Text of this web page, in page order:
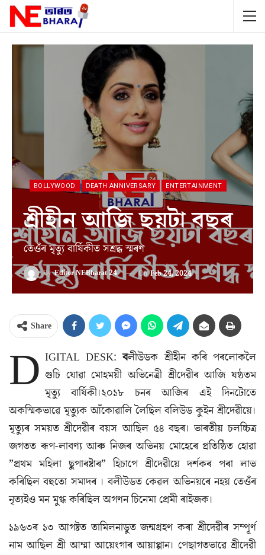
BOLLYWOOD DEATH ANNIVERSARY ENTERTAINMENT
শ্ৰীহীন আজি ছয়টা বছৰ
তেওঁৰ মৃত্যু বাৰ্ষিকীত সশ্ৰদ্ধ স্মৰণ
ByEditor NEBharat 24 OnFeb 24, 2024
Share
D IGITAL DESK:বলীউডক শ্ৰীহীন কৰি পৰলোকলৈ
গুচি যোৱা মোহময়ী অভিনেত্ৰী শ্ৰীদেৱীৰ আজি ষষ্ঠতম
মৃত্যু বাৰ্ষিকী।২০১৮ চনৰ আজিৰ এই দিনটোতে
অকস্মিকভাৱে মৃত্যুক আঁকোৱালি লৈছিল বলিউড কুইন শ্ৰীদেৱীয়ে।
মৃত্যুৰ সময়ত শ্ৰীদেৱীৰ বয়স আছিল ৫৪ বছৰ। ভাৰতীয় চলচ্চিত্ৰ
জগতত ৰূপ-লাবণ্য আৰু নিজৰ অভিনয় মোহেৰে প্ৰতিষ্ঠিত হোৱা
”প্ৰথম মহিলা ছুপাৰষ্টাৰ” হিচাপে শ্ৰীদেৱীয়ে দৰ্শকৰ পৰা লাভ
কৰিছিল বহুতো সমাদৰ । বলীউডত কেৱল অভিনয়ৰে নহয় তেওঁৰ
নৃত্যইও মন মুগ্ধ কৰিছিল অগণন চিনেমা প্ৰেমী ৰাইজক।
১৯৬৩ৰ ১৩ আগষ্টত তামিলনাডুত জন্মগ্ৰহণ কৰা শ্ৰীদেৱীৰ সম্পূৰ্ণ
নাম আছিল শ্ৰী আম্মা আয়েংগাৰ আয়াপ্পান। পেছাগতভাৱে শ্ৰীদেৱী